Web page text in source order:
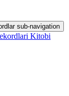
sub-navigation
Kitobi